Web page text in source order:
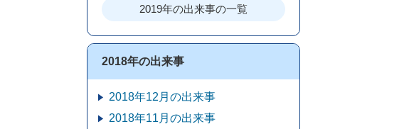
2019年の出来事の一覧
2018年の出来事
2018年12月の出来事
2018年11月の出来事